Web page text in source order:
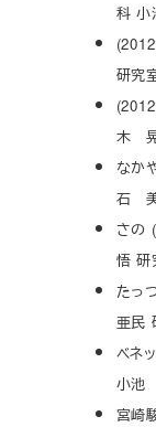
科
研究
木
なか
石
さの
悟 研
たっ
亜民
ベネ
小池
宮崎